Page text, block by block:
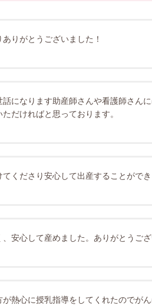
りがとうございました！
になります助産師さんや看護師さ
だければと思っております。
くださり安心して出産することができ
安心して産めました。ありがとうござ
熱心に授乳指導をしてくれたのでが